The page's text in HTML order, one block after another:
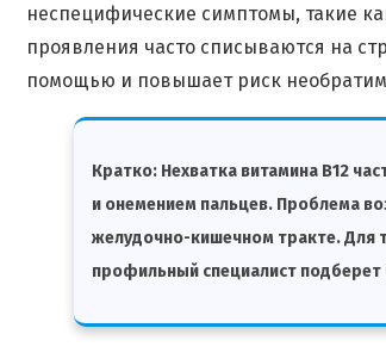
неспецифические симптомы, такие
проявления часто списываются на
помощью и повышает риск
Кратко: Нехватка витамина В12
и онемением пальцев. Проблема
желудочно-кишечном тракте. Для
профильный специалист